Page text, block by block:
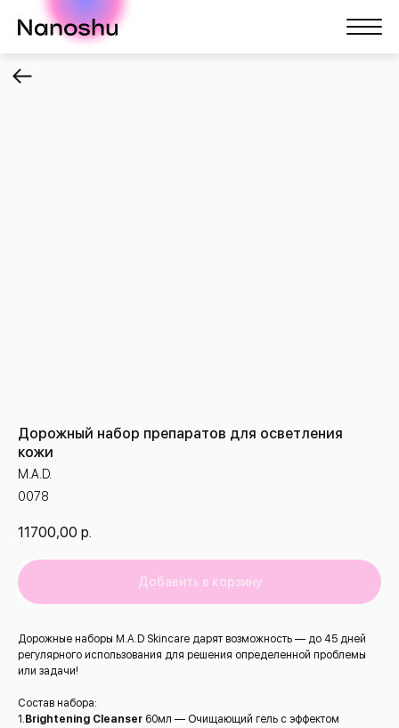
Nanoshu
Дорожный набор препаратов для осветления
кожи
M.A.D.
0078
11700,00 р.
Добавить в корзину
Дорожные наборы M.A.D Skincare дарят возможность — до 45 дней
регулярного использования для решения определенной проблемы
или задачи!
Состав набора:
1. Brightening Cleanser 60мл — Очищающий гель с эффектом